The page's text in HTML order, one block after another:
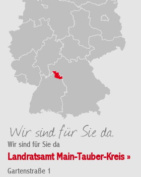
Wir sind für Sie da
Landratsamt Main-Tauber-Kreis »
Gartenstraße 1